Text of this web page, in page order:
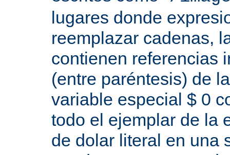
lugares donde
reemplazar cadenas,
contienen referencias
(entre paréntesis) de
variable especial $ 0
todo el ejemplar de la
de dolar literal en una